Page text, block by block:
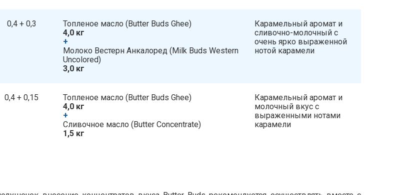
0,4 + 0,3
Топленое масло​​ (Butter Buds Ghee)
4,0 кг
+
​​ Молоко Вестерн Анкалоред​​ (Milk Buds Western
Uncolored)
3,0 кг
Карамельный аромат и
сливочно-молочный с
очень ярко выраженной
нотой карамели
0,4 + 0,15
Топленое масло​​ (Butter Buds Ghee)
4,0 кг
+
​​ Сливочное масло​​ (Butter Concentrate)
1,5 кг
Карамельный аромат и
молочный вкус с
выраженными нотами
карамели